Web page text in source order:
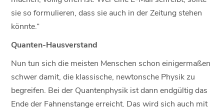
sie so formulieren, dass sie auch in der Zeitung stehen
könnte.“
Quanten-Hausverstand
Nun tun sich die meisten Menschen schon einigermaßen
schwer damit, die klassische, newtonsche Physik zu
begreifen. Bei der Quantenphysik ist dann endgültig das
Ende der Fahnenstange erreicht. Das wird sich auch mit